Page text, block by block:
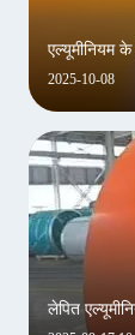
2025-10-08
एल्यूमीनियम के
लेपित